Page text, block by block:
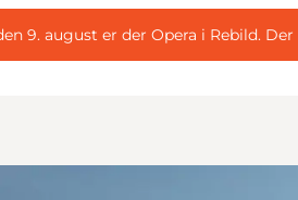
9. august er der Opera i Rebild.